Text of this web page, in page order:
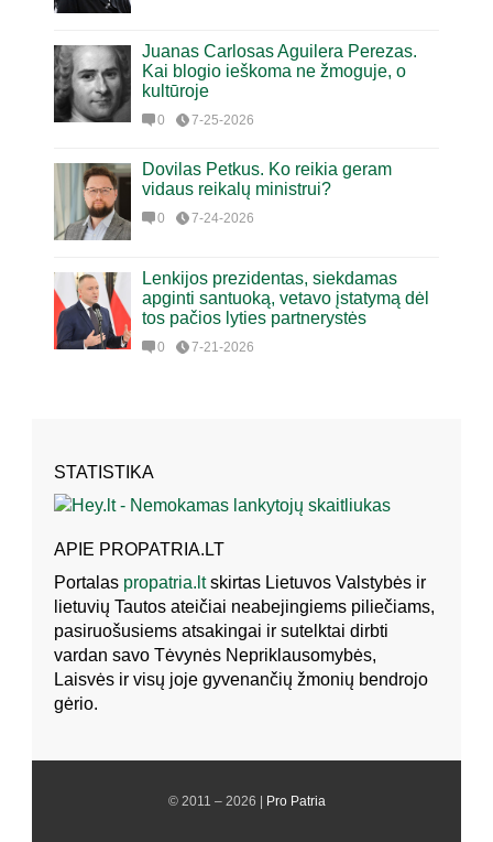
Juanas Carlosas Aguilera Perezas.
Kai blogio ieškoma ne žmoguje, o
kultūroje
0 7-25-2026
Dovilas Petkus. Ko reikia geram
vidaus reikalų ministrui?
0 7-24-2026
Lenkijos prezidentas, siekdamas
apginti santuoką, vetavo įstatymą dėl
tos pačios lyties partnerystės
0 7-21-2026
STATISTIKA
APIE PROPATRIA.LT
Portalas propatria.ltskirtas Lietuvos Valstybės ir
lietuvių Tautos ateičiai neabejingiems piliečiams,
pasiruošusiems atsakingai ir sutelktai dirbti
vardan savo Tėvynės Nepriklausomybės,
Laisvės ir visų joje gyvenančių žmonių bendrojo
gėrio.
© 2011 – 2026 | Pro Patria